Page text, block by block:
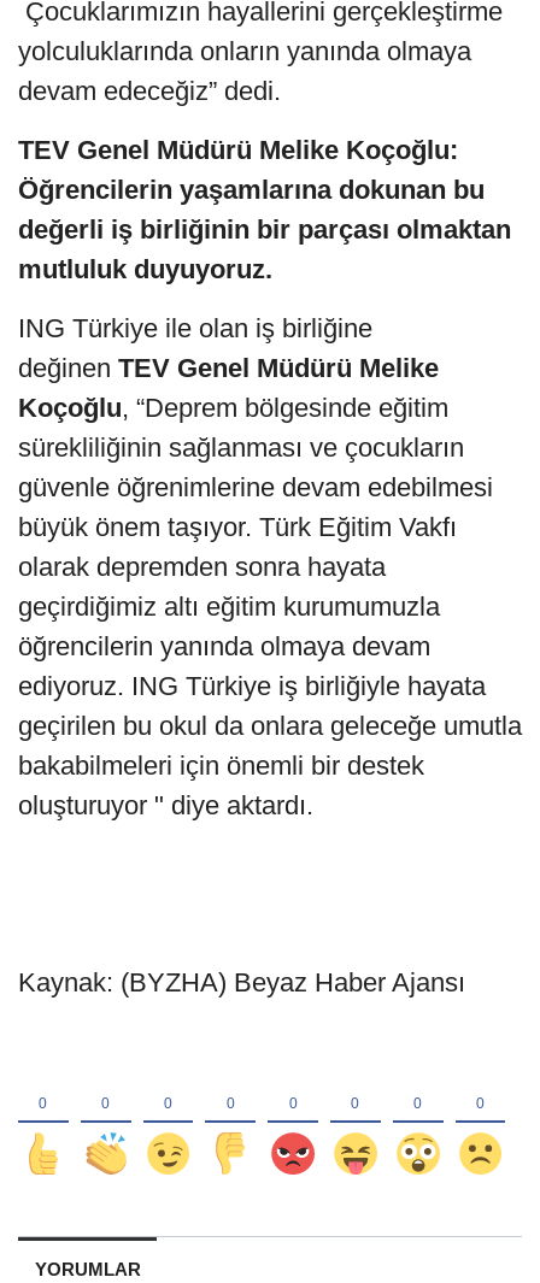
Çocuklarımızın hayallerini gerçekleştirme
yolculuklarında onların yanında olmaya
devam edeceğiz” dedi.
TEV Genel Müdürü Melike Koçoğlu:
Öğrencilerin yaşamlarına dokunan bu
değerli iş birliğinin bir parçası olmaktan
mutluluk duyuyoruz.
ING Türkiye ile olan iş birliğine
değinen TEV Genel Müdürü Melike
Koçoğlu, “Deprem bölgesinde eğitim
sürekliliğinin sağlanması ve çocukların
güvenle öğrenimlerine devam edebilmesi
büyük önem taşıyor. Türk Eğitim Vakfı
olarak depremden sonra hayata
geçirdiğimiz altı eğitim kurumumuzla
öğrencilerin yanında olmaya devam
ediyoruz. ING Türkiye iş birliğiyle hayata
geçirilen bu okul da onlara geleceğe umutla
bakabilmeleri için önemli bir destek
oluşturuyor " diye aktardı.
Kaynak: (BYZHA) Beyaz Haber Ajansı
YORUMLAR